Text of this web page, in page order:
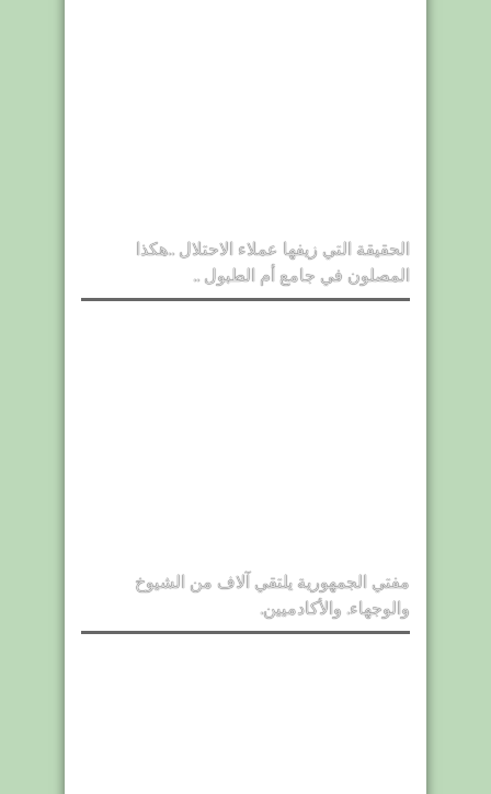
الحقيقة التي زيفها عملاء الاحتلال ..هكذا
المصلون في جامع أم الطبول ..
مفتي الجمهورية يلتقي آلاف من الشيوخ
والوجهاء. والأكادميين.